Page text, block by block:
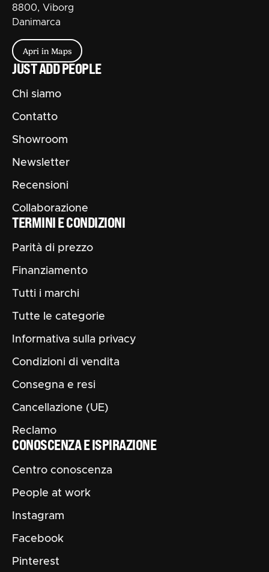
8800, Viborg
Danimarca
Apri in Maps
JUST ADD PEOPLE
Chi siamo
Contatto
Showroom
Newsletter
Recensioni
Collaborazione
TERMINI E CONDIZIONI
Parità di prezzo
Finanziamento
Tutti i marchi
Tutte le categorie
Informativa sulla privacy
Condizioni di vendita
Consegna e resi
Cancellazione (UE)
Reclamo
CONOSCENZA E ISPIRAZIONE
Centro conoscenza
People at work
Instagram
Facebook
Pinterest